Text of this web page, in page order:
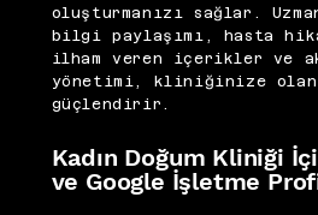
oluşturmanızı sağlar.
bilgi paylaşımı, hasta
ilham veren içerikler ve
yönetimi, kliniğinize olan
güçlendirir.
Kadın Doğum Kliniği
ve Google İşletme